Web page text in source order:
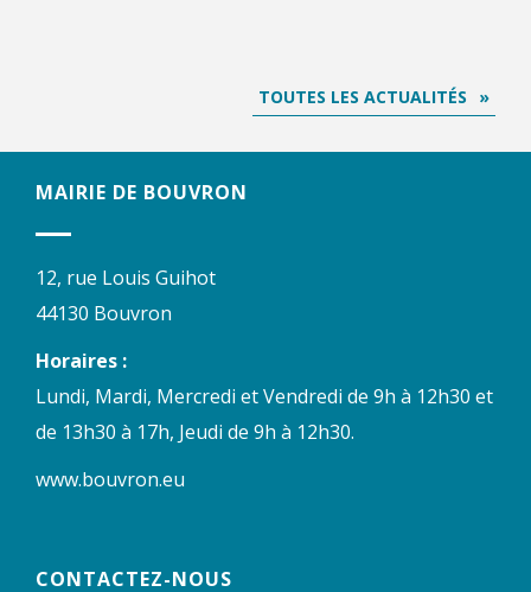
TOUTES LES ACTUALITÉS
MAIRIE DE BOUVRON
12, rue Louis Guihot
44130 Bouvron
Horaires :
Lundi, Mardi, Mercredi et Vendredi de 9h à 12h30 et
de 13h30 à 17h, Jeudi de 9h à 12h30.
www.bouvron.eu
CONTACTEZ-NOUS